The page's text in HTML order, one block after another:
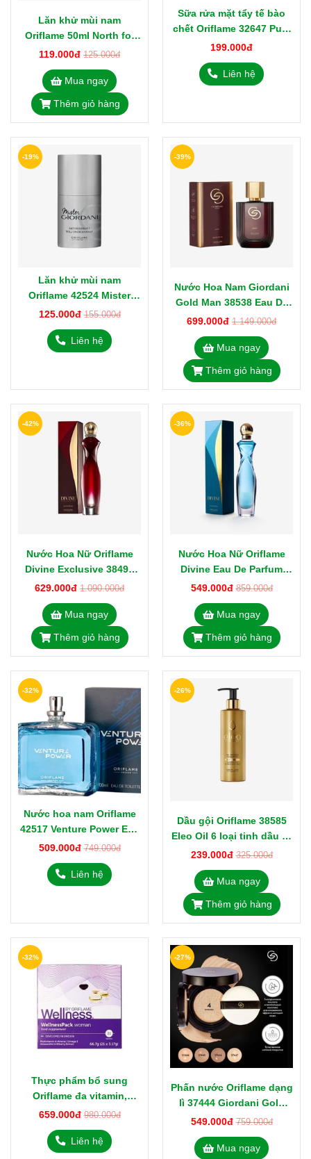
Lăn khử mùi nam
Oriflame 50ml North for
Men 43927
119.000đ 125.000đ
Mua ngay
Thêm giỏ hàng
Sữa rửa mặt tẩy tế bào
chết Oriflame 32647 Pure
Skin cho dầu
199.000đ
Liên hệ
Lăn khử mùi nam
Oriflame 42524 Mister
Giordani 50ml
125.000đ 155.000đ
-19%
Liên hệ
Nước Hoa Nam Giordani
Gold Man 38538 Eau De
Parfum Thụy Điển 75ml
699.000đ 1.149.000đ
-39%
Mua ngay
Thêm giỏ hàng
Nước Hoa Nữ Oriflame
Divine Exclusive 38498
Eau De Parfum 50ml
629.000đ 1.090.000đ
-42%
Mua ngay
Thêm giỏ hàng
Nước Hoa Nữ Oriflame
Divine Eau De Parfum
38497 Thụy Điển
549.000đ 859.000đ
-36%
Mua ngay
Thêm giỏ hàng
Nước hoa nam Oriflame
42517 Venture Power Eau
De Toilette
509.000đ 749.000đ
-32%
Liên hệ
Dầu gội Oriflame 38585
Eleo Oil 6 loại tinh dầu từ
Thụy Điển
239.000đ 325.000đ
-26%
Mua ngay
Thêm giỏ hàng
Thực phẩm bổ sung
Oriflame đa vitamin,
chống lão hóa cho nữ
29696
659.000đ 980.000đ
-32%
Liên hệ
Phấn nước Oriflame dạng
lì 37444 Giordani Gold
Divine Touch
549.000đ 759.000đ
-27%
Mua ngay